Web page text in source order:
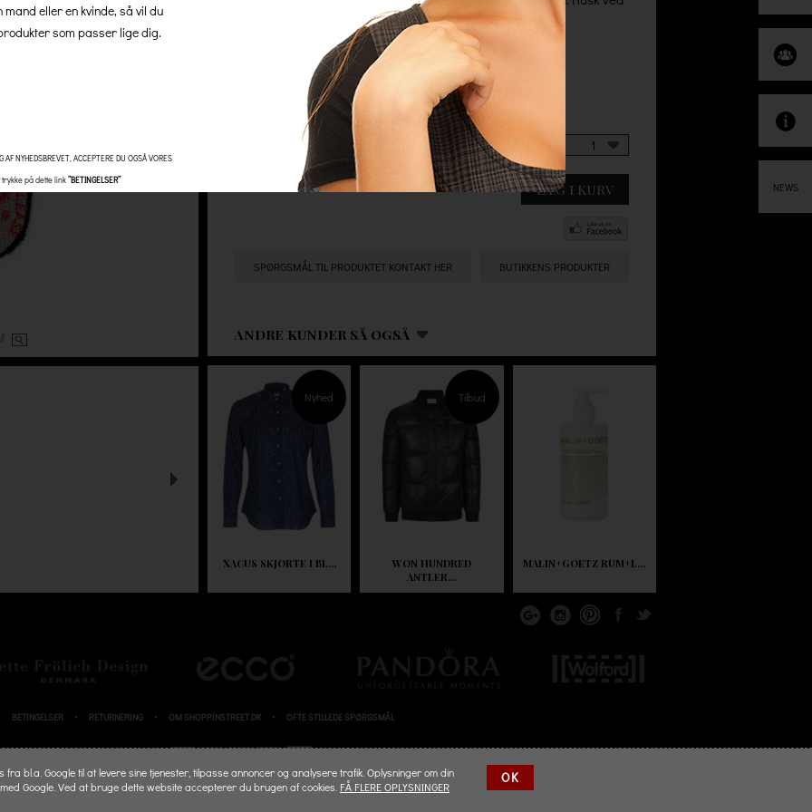
at handle hos os, så er der altid 100% gratis levering uden
minimumsbeløb og ingen skjulte gebyrer.
1
LÆG I KURV
SPØRGSMÅL TIL PRODUKTET KONTAKT HER BUTIKKENS PRODUKTER
ANDRE KUNDER SÅ OGSÅ
Nyhed
XACUS SKJORTE I BL...
Tilbud
WON HUNDRED
ANTLER...
MALIN+GOETZ RUM+L...
BETINGELSER RETURNERING OM SHOPPINSTREET.DK OFTE STILLEDE SPØRGSMÅL
BETALINGSKORT
© 2026 SHOPPINSTREET.DK - ALL RIGHTS RESERVED.
NEWS
fra bl.a. Google til at levere sine tjenester, tilpasse annoncer og analysere trafik. Oplysninger om din
Google. Ved at bruge dette website accepterer du brugen af cookies. FÅ FLERE OPLYSNINGER
OK
eller en kvinde, så vil du
som passer lige dig.
NYHEDSBREVET, ACCEPTERE DU OGSÅ VORES
på dette link”BETINGELSER”